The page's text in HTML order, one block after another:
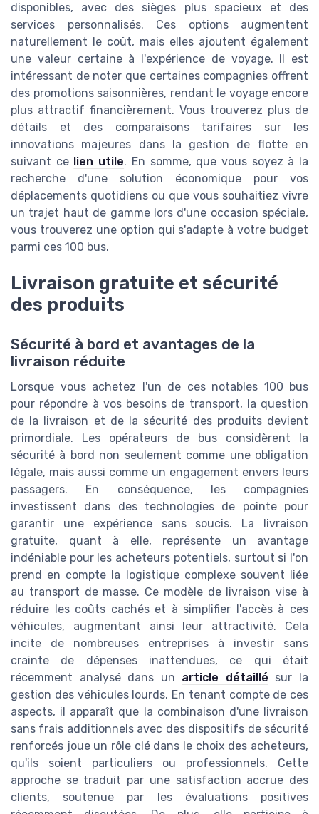
disponibles, avec des sièges plus spacieux et des
services personnalisés. Ces options augmentent
naturellement le coût, mais elles ajoutent également
une valeur certaine à l'expérience de voyage. Il est
intéressant de noter que certaines compagnies offrent
des promotions saisonnières, rendant le voyage encore
plus attractif financièrement. Vous trouverez plus de
détails et des comparaisons tarifaires sur les
innovations majeures dans la gestion de flotte en
suivant ce lien utile. En somme, que vous soyez à la
recherche d'une solution économique pour vos
déplacements quotidiens ou que vous souhaitiez vivre
un trajet haut de gamme lors d'une occasion spéciale,
vous trouverez une option qui s'adapte à votre budget
parmi ces 100 bus.
Livraison gratuite et sécurité
des produits
Sécurité à bord et avantages de la
livraison réduite
Lorsque vous achetez l'un de ces notables 100 bus
pour répondre à vos besoins de transport, la question
de la livraison et de la sécurité des produits devient
primordiale. Les opérateurs de bus considèrent la
sécurité à bord non seulement comme une obligation
légale, mais aussi comme un engagement envers leurs
passagers. En conséquence, les compagnies
investissent dans des technologies de pointe pour
garantir une expérience sans soucis. La livraison
gratuite, quant à elle, représente un avantage
indéniable pour les acheteurs potentiels, surtout si l'on
prend en compte la logistique complexe souvent liée
au transport de masse. Ce modèle de livraison vise à
réduire les coûts cachés et à simplifier l'accès à ces
véhicules, augmentant ainsi leur attractivité. Cela
incite de nombreuses entreprises à investir sans
crainte de dépenses inattendues, ce qui était
récemment analysé dans un article détaillé sur la
gestion des véhicules lourds. En tenant compte de ces
aspects, il apparaît que la combinaison d'une livraison
sans frais additionnels avec des dispositifs de sécurité
renforcés joue un rôle clé dans le choix des acheteurs,
qu'ils soient particuliers ou professionnels. Cette
approche se traduit par une satisfaction accrue des
clients, soutenue par les évaluations positives